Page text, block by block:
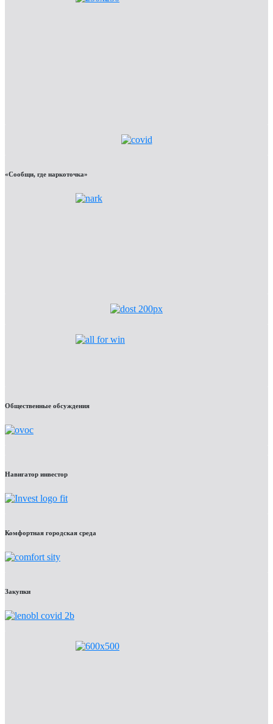
«Сообщи, где наркоточка»
Общественные обсуждения
Навигатор инвестор
Комфортная городская среда
Закупки